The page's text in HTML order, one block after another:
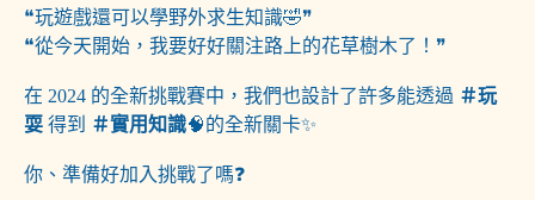
❝玩遊戲還可以學野外求生知識🤣❞
❝從今天開始，我要好好關注路上的花草樹木了！❞
在 2024 的全新挑戰賽中，我們也設計了許多能透過 ＃玩
耍 得到 ＃實用知識🧠的全新關卡✨
你、準備好加入挑戰了嗎❓